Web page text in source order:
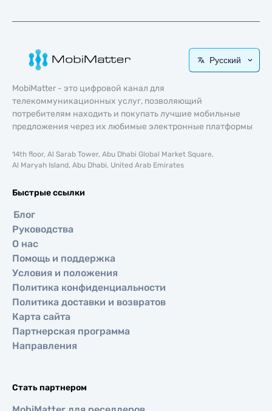
Русский
MobiMatter - это цифровой канал для
телекоммуникационных услуг, позволяющий
потребителям находить и покупать лучшие мобильные
предложения через их любимые электронные платформы
14th floor, Al Sarab Tower, Abu Dhabi Global Market Square,
Al Maryah Island, Abu Dhabi, United Arab Emirates
Быстрые ссылки
Блог
Руководства
О нас
Помощь и поддержка
Условия и положения
Политика конфиденциальности
Политика доставки и возвратов
Карта сайта
Партнерская программа
Направления
Стать партнером